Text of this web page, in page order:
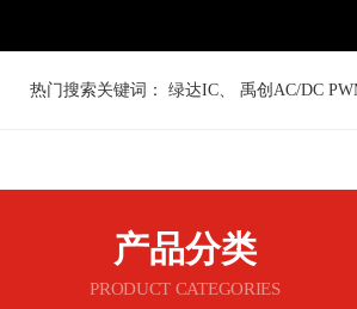
热门搜索关键词： 绿达IC、 禹创AC/DC
产品分类
PRODUCT CATEGORIES